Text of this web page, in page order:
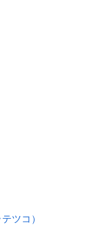
ツコ）